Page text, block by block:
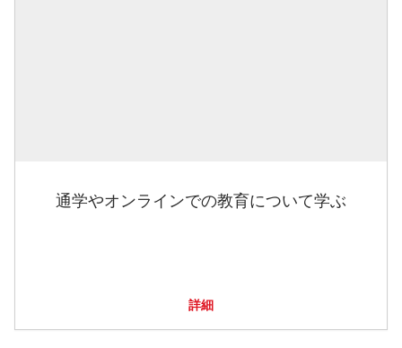
通学やオンラインでの教育について学ぶ
詳細